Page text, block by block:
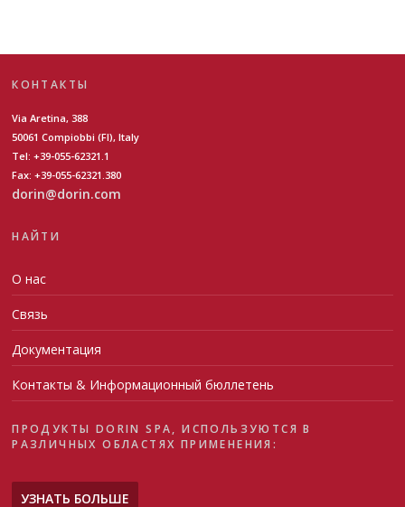
КОНТАКТЫ
Via Aretina, 388
50061 Compiobbi (FI), Italy
Tel: +39-055-62321.1
Fax: +39-055-62321.380
dorin@dorin.com
НАЙТИ
О нас
Связь
Документация
Контакты & Информационный бюллетень
ПРОДУКТЫ DORIN SPA, ИСПОЛЬЗУЮТСЯ В
РАЗЛИЧНЫХ ОБЛАСТЯХ ПРИМЕНЕНИЯ:
УЗНАТЬ БОЛЬШЕ